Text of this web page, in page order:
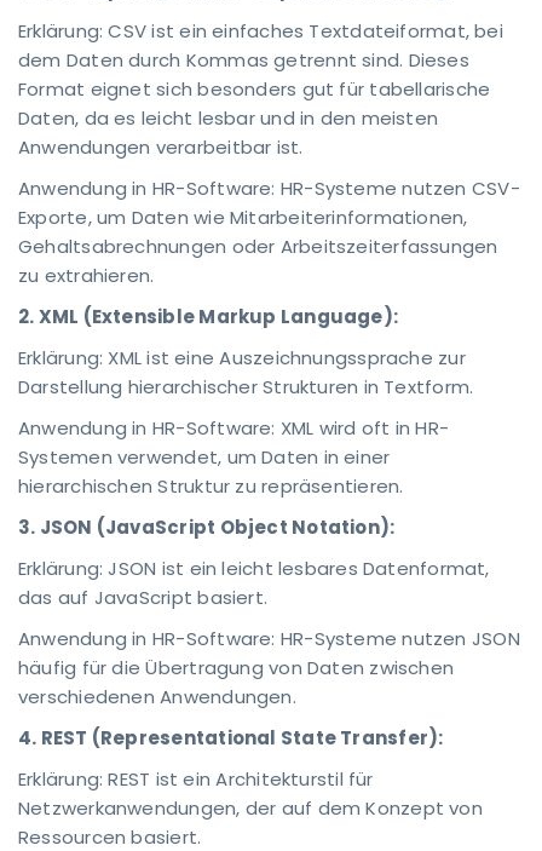
Erklärung: CSV ist ein einfaches Textdateiformat, bei
dem Daten durch Kommas getrennt sind. Dieses
Format eignet sich besonders gut für tabellarische
Daten, da es leicht lesbar und in den meisten
Anwendungen verarbeitbar ist.
Anwendung in HR-Software: HR-Systeme nutzen CSV-
Exporte, um Daten wie Mitarbeiterinformationen,
Gehaltsabrechnungen oder Arbeitszeiterfassungen
zu extrahieren.
2. XML (Extensible Markup Language):
Erklärung: XML ist eine Auszeichnungssprache zur
Darstellung hierarchischer Strukturen in Textform.
Anwendung in HR-Software: XML wird oft in HR-
Systemen verwendet, um Daten in einer
hierarchischen Struktur zu repräsentieren.
3. JSON (JavaScript Object Notation):
Erklärung: JSON ist ein leicht lesbares Datenformat,
das auf JavaScript basiert.
Anwendung in HR-Software: HR-Systeme nutzen JSON
häufig für die Übertragung von Daten zwischen
verschiedenen Anwendungen.
4. REST (Representational State Transfer):
Erklärung: REST ist ein Architekturstil für
Netzwerkanwendungen, der auf dem Konzept von
Ressourcen basiert.